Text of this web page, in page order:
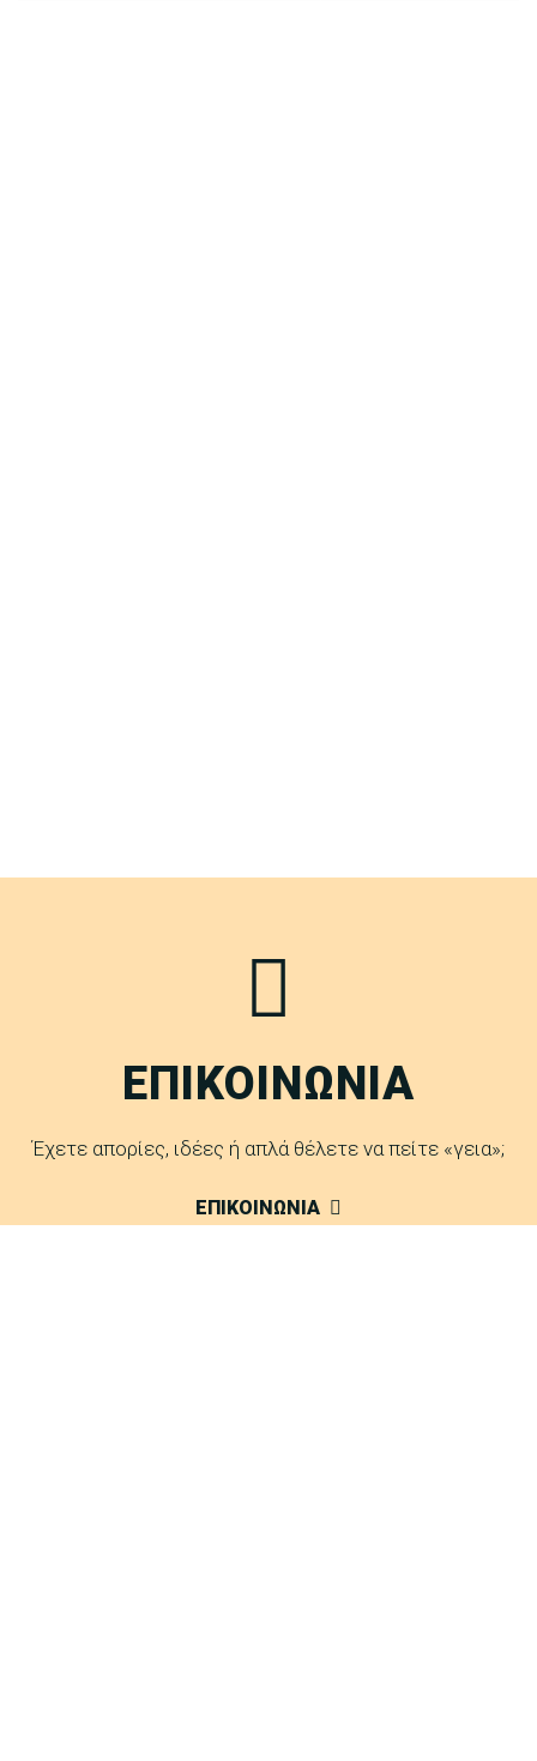
ΕΠΙΚΟΙΝΩΝΙΑ
Έχετε απορίες, ιδέες ή απλά θέλετε να πείτε «γεια»;
ΕΠΙΚΟΙΝΩΝΙΑ